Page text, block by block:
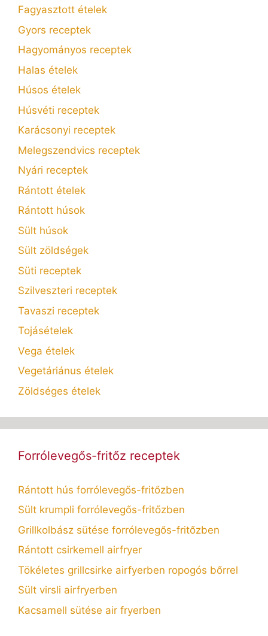
Fagyasztott ételek
Gyors receptek
Hagyományos receptek
Halas ételek
Húsos ételek
Húsvéti receptek
Karácsonyi receptek
Melegszendvics receptek
Nyári receptek
Rántott ételek
Rántott húsok
Sült húsok
Sült zöldségek
Süti receptek
Szilveszteri receptek
Tavaszi receptek
Tojásételek
Vega ételek
Vegetáriánus ételek
Zöldséges ételek
Forrólevegős-fritőz receptek
Rántott hús forrólevegős-fritőzben
Sült krumpli forrólevegős-fritőzben
Grillkolbász sütése forrólevegős-fritőzben
Rántott csirkemell airfryer
Tökéletes grillcsirke airfyerben ropogós bőrrel
Sült virsli airfryerben
Kacsamell sütése air fryerben